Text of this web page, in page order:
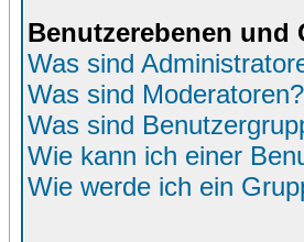
Benutzerebenen und
Was sind
Was sind Moderatoren?
Was sind
Wie kann ich einer
Wie werde ich ein